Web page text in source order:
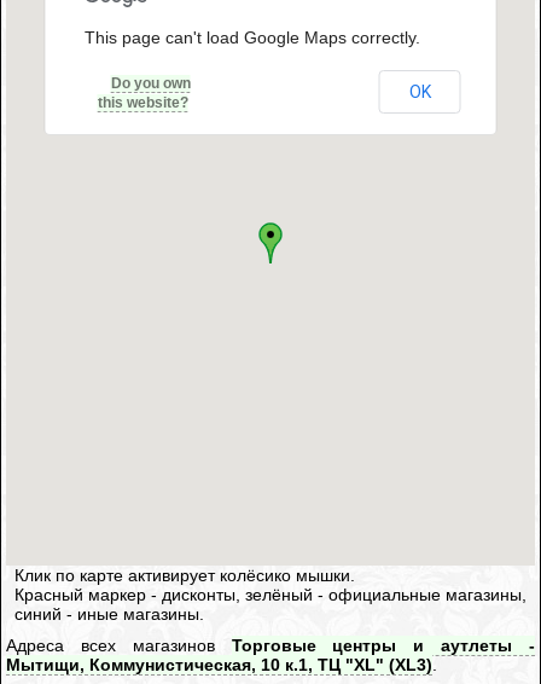
This page can't load Google Maps correctly.
Do you own
this website?
OK
Клик по карте активирует колёсико мышки.
Красный маркер - дисконты, зелёный - официальные магазины,
синий - иные магазины.
Адреса всех магазинов Торговые центры и аутлеты -
Мытищи, Коммунистическая, 10 к.1, ТЦ "XL" (XL3)